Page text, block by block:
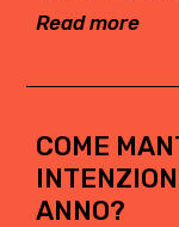
Read more
COME
ANNO?